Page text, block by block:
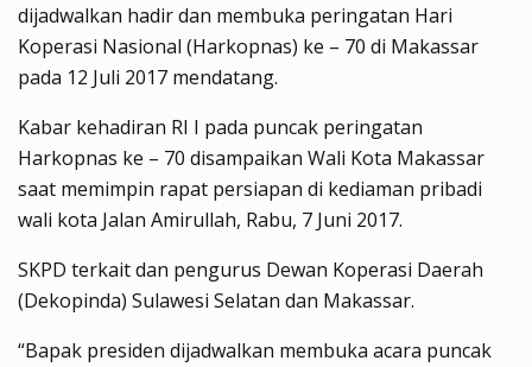
dijadwalkan hadir dan membuka peringatan Hari
Koperasi Nasional (Harkopnas) ke – 70 di Makassar
pada 12 Juli 2017 mendatang.
Kabar kehadiran RI I pada puncak peringatan
Harkopnas ke – 70 disampaikan Wali Kota Makassar
saat memimpin rapat persiapan di kediaman pribadi
wali kota Jalan Amirullah, Rabu, 7 Juni 2017.
SKPD terkait dan pengurus Dewan Koperasi Daerah
(Dekopinda) Sulawesi Selatan dan Makassar.
“Bapak presiden dijadwalkan membuka acara puncak